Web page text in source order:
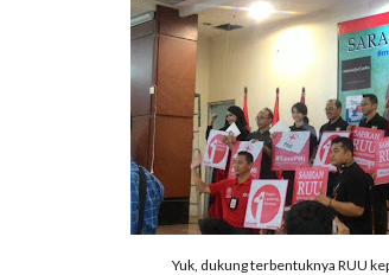
Yuk, dukung terbentuknya RUU